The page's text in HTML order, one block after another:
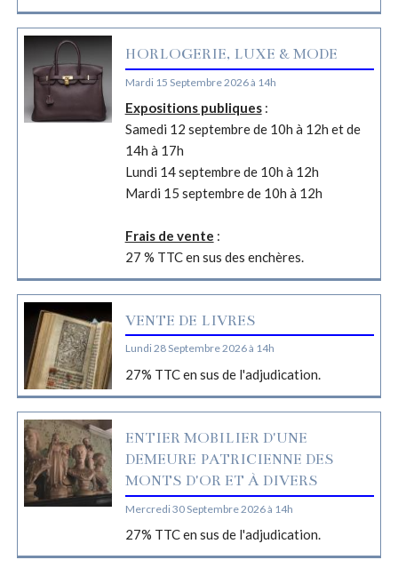
HORLOGERIE, LUXE & MODE
Mardi 15 Septembre 2026 à 14h
Expositions publiques:
Samedi 12 septembre de 10h à 12h et de
14h à 17h
Lundi 14 septembre de 10h à 12h
Mardi 15 septembre de 10h à 12h
Frais de vente :
27 % TTC en sus des enchères.
VENTE DE LIVRES
Lundi 28 Septembre 2026 à 14h
27% TTC en sus de l'adjudication.
ENTIER MOBILIER D'UNE
DEMEURE PATRICIENNE DES
MONTS D'OR ET À DIVERS
Mercredi 30 Septembre 2026 à 14h
27% TTC en sus de l'adjudication.